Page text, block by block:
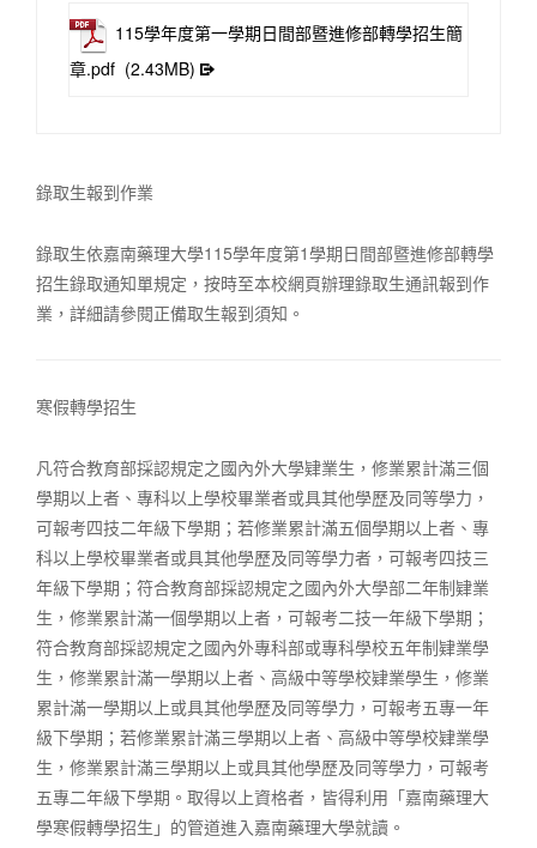
115學年度第一學期日間部暨進修部轉學招生簡
章.pdf (2.43MB)
錄取生報到作業
錄取生依嘉南藥理大學115學年度第1學期日間部暨進修部轉學
招生錄取通知單規定，按時至本校網頁辦理錄取生通訊報到作
業，詳細請參閱正備取生報到須知。
寒假轉學招生
凡符合教育部採認規定之國內外大學肄業生，修業累計滿三個
學期以上者、專科以上學校畢業者或具其他學歷及同等學力，
可報考四技二年級下學期；若修業累計滿五個學期以上者、專
科以上學校畢業者或具其他學歷及同等學力者，可報考四技三
年級下學期；符合教育部採認規定之國內外大學部二年制肄業
生，修業累計滿一個學期以上者，可報考二技一年級下學期；
符合教育部採認規定之國內外專科部或專科學校五年制肄業學
生，修業累計滿一學期以上者、高級中等學校肄業學生，修業
累計滿一學期以上或具其他學歷及同等學力，可報考五專一年
級下學期；若修業累計滿三學期以上者、高級中等學校肄業學
生，修業累計滿三學期以上或具其他學歷及同等學力，可報考
五專二年級下學期。取得以上資格者，皆得利用「嘉南藥理大
學寒假轉學招生」的管道進入嘉南藥理大學就讀。